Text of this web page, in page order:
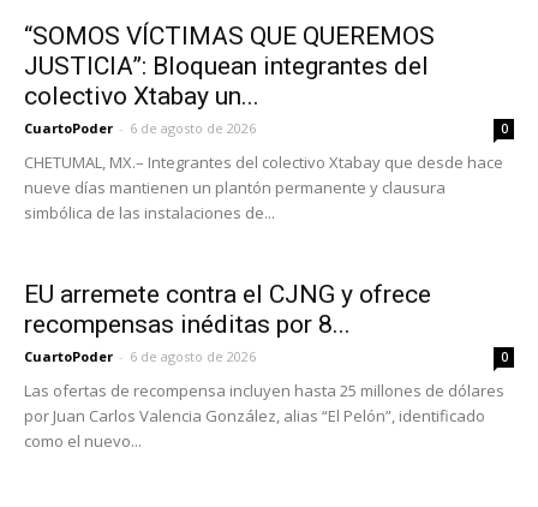
“SOMOS VÍCTIMAS QUE QUEREMOS
JUSTICIA”: Bloquean integrantes del
colectivo Xtabay un...
CuartoPoder - 6 de agosto de 2026 0
CHETUMAL, MX.– Integrantes del colectivo Xtabay que desde hace
nueve días mantienen un plantón permanente y clausura
simbólica de las instalaciones de...
EU arremete contra el CJNG y ofrece
recompensas inéditas por 8...
CuartoPoder - 6 de agosto de 2026 0
Las ofertas de recompensa incluyen hasta 25 millones de dólares
por Juan Carlos Valencia González, alias “El Pelón”, identificado
como el nuevo...